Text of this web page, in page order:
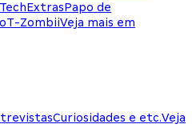
ExtrasPapo de
T-ZombiiVeja mais em
Curiosidades e etc.Veja